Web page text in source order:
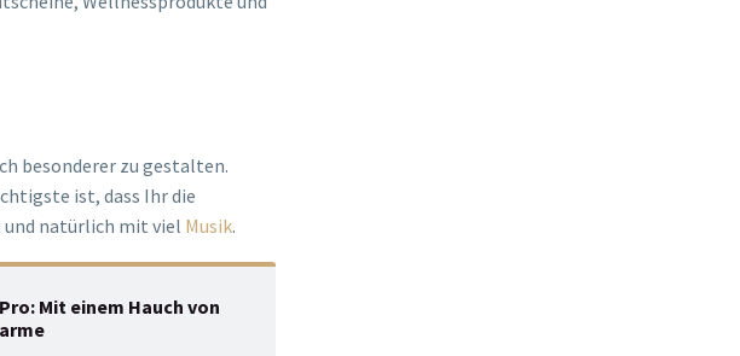
besonderer zu gestalten.
ist, dass Ihr die
und natürlich mit viel Musik.
Mit einem Hauch von